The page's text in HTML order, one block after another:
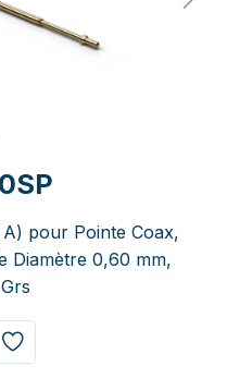
pour Pointe Coax,
Diamètre 0,60 mm,